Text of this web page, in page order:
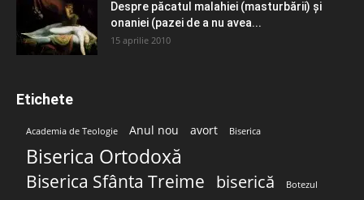
Despre păcatul malahiei (masturbării) şi
onaniei (pazei de a nu avea...
15 aprilie 2010
Etichete
Academia de Teologie Anul nou avort Biserica
Biserica Ortodoxă
Biserica Sfânta Treime biserică Botezul